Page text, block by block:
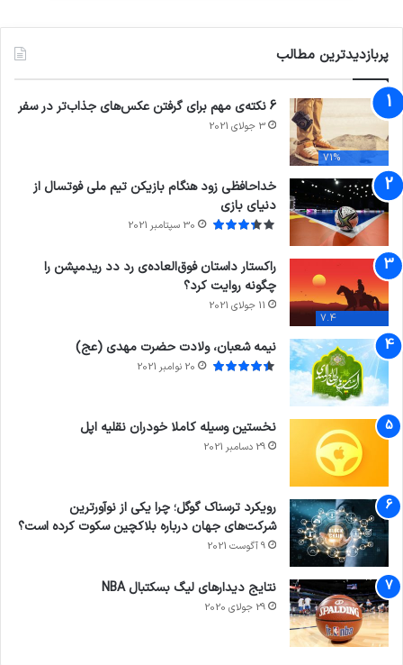
پربازدیدترین مطالب
71%
6 نکته‌ی مهم برای گرفتن عکس‌های جذاب‌تر در سفر
3 جولای 2021
خداحافظی زود هنگام بازیکن تیم ملی فوتسال از
دنیای بازی
30 سپتامبر 2021
7.4
راکستار داستان فوق‌العاده‌ی رد دد ریدمپشن را
چگونه روایت کرد؟
11 جولای 2021
نیمه شعبان، ولادت حضرت مهدی (عج)
20 نوامبر 2021
نخستین وسیله کاملا خودران نقلیه اپل
29 دسامبر 2021
رویکرد ترسناک گوگل؛ چرا یکی از نوآورترین
شرکت‌های جهان درباره بلاکچین سکوت کرده است؟
9 آگوست 2021
نتایج دیدار‌های لیگ بسکتبال NBA
29 جولای 2020